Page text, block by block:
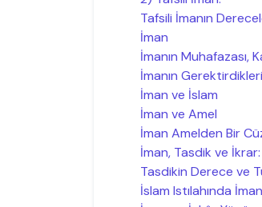
Tafsili İmanın
İman
İmanın Muhafazası,
İmanın Gerektirdikleri
İman ve İslam
İman ve Amel
İman Amelden Bir
İman, Tasdik ve İkrar:
Tasdikin Derece ve
İslam Istılahında